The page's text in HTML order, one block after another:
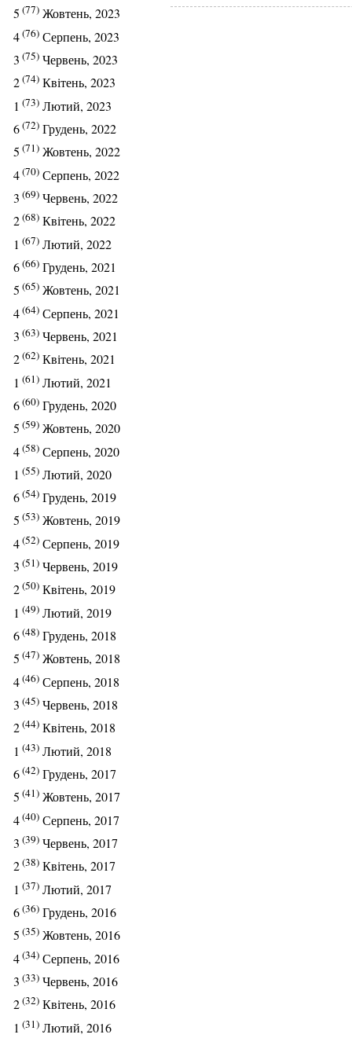
5 (77) Жовтень, 2023
4(76) Серпень, 2023
3 (75) Червень, 2023
2(74) Квітень, 2023
1 (73) Лютий, 2023
6(72) Грудень, 2022
5 (71) Жовтень, 2022
4(70) Серпень, 2022
3 (69) Червень, 2022
2(68) Квітень, 2022
1 (67) Лютий, 2022
6(66) Грудень, 2021
5 (65) Жовтень, 2021
4(64) Серпень, 2021
3 (63) Червень, 2021
2(62) Квітень, 2021
1 (61) Лютий, 2021
6(60) Грудень, 2020
5 (59) Жовтень, 2020
4(58) Серпень, 2020
1 (55) Лютий, 2020
6(54) Грудень, 2019
5 (53) Жовтень, 2019
4(52) Серпень, 2019
3 (51) Червень, 2019
2(50) Квітень, 2019
1 (49) Лютий, 2019
6(48) Грудень, 2018
5 (47) Жовтень, 2018
4(46) Серпень, 2018
3 (45) Червень, 2018
2(44) Квітень, 2018
1 (43) Лютий, 2018
6(42) Грудень, 2017
5 (41) Жовтень, 2017
4(40) Серпень, 2017
3 (39) Червень, 2017
2(38) Квітень, 2017
1 (37) Лютий, 2017
6(36) Грудень, 2016
5 (35) Жовтень, 2016
4(34) Серпень, 2016
3 (33) Червень, 2016
2(32) Квітень, 2016
1 (31) Лютий, 2016